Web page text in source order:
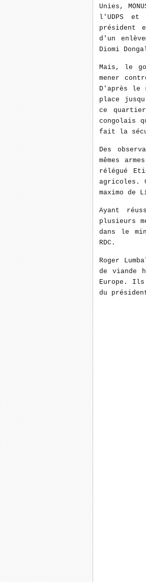
Unies,
l'UDPS et
président
d'un
Diomi
Mais, le
mener
D'après le
place
ce
congolais
fait la
Des
mêmes
rélégué
agricoles.
maximo de
Ayant
plusieurs
dans le
RDC.
Roger
de viande
Europe.
du